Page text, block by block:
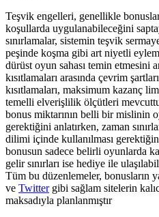
Teşvik engelleri, genellikle
koşullarda uygulanabileceğini
sınırlamalar, sistemin teşvik
peşinde koşma gibi art niyetli
dürüst oyun sahası temin etmesini
kısıtlamaları arasında çevrim
kısıtlamaları, maksimum kazanç
temelli elverişlilik ölçütleri
bonus miktarının belli bir mislinin
gerektiğini anlatırken, zaman
dilimi içinde kullanılması
bonusun sadece belirli oyunlarda
gelir sınırları ise hediye ile
Tüm bu düzenlemeler, bonusların
ve Twittergibi sağlam sitelerin
maksadıyla planlanmıştır